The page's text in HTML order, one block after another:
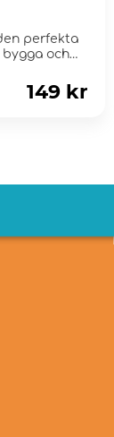
perfekta
och
149 kr